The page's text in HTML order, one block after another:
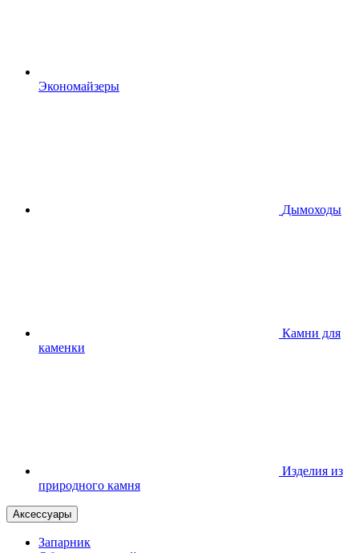
Экономайзеры
Дымоходы
Камни для
каменки
Изделия из
природного камня
Аксессуары
Запарник